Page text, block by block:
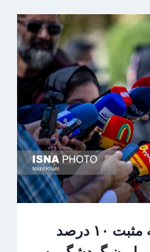
آمار ورود گردشگران به مثبت ۱۰ درصد